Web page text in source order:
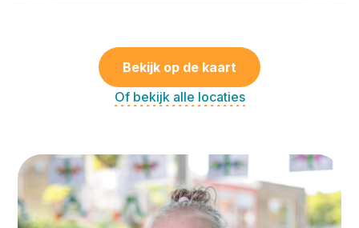
Bekijk op de kaart
Of bekijk alle locaties